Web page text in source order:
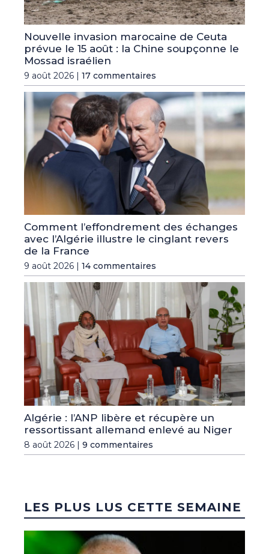
Nouvelle invasion marocaine de Ceuta
prévue le 15 août : la Chine soupçonne le
Mossad israélien
9 août 2026 | 17 commentaires
Comment l’effondrement des échanges
avec l’Algérie illustre le cinglant revers
de la France
9 août 2026 | 14 commentaires
Algérie : l’ANP libère et récupère un
ressortissant allemand enlevé au Niger
8 août 2026 | 9 commentaires
LES PLUS LUS CETTE SEMAINE